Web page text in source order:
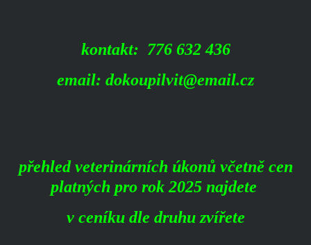
kontakt: 776 632 436
email: dokoupilvit@email.cz
přehled veterinárních úkonů včetně cen
platných pro rok 2025 najdete
v ceníku dle druhu zvířete